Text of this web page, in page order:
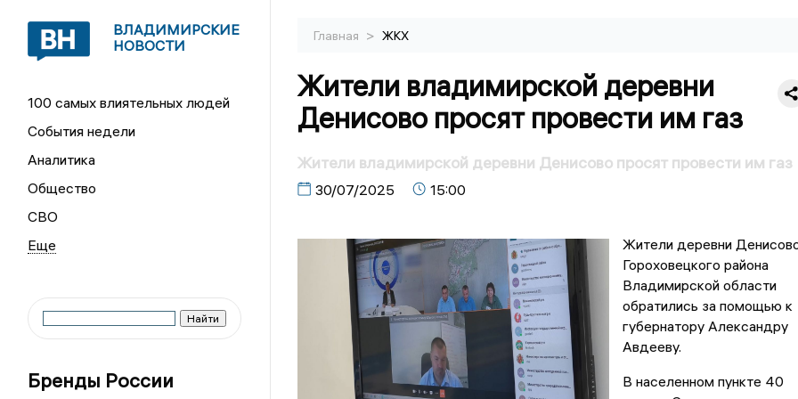
ВЛАДИМИРСКИЕ
НОВОСТИ
100 самых влиятельных людей
События недели
Аналитика
Общество
СВО
Бренды России
Главная > ЖКХ
Жители владимирской деревни
Денисово просят провести им газ
Жители владимирской деревни Денисово просят провести им газ
30/07/2025 15:00
Жители деревни
Гороховецкого района
Владимирской области
обратились за помощью к
губернатору Александру
Авдееву.
В населенном пункте 40